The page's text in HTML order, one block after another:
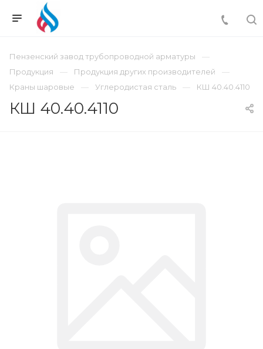
Пензенский завод трубопроводной арматуры
Продукция
Продукция других производителей
Краны шаровые
Углеродистая сталь КШ 40.40.4110
КШ 40.40.4110